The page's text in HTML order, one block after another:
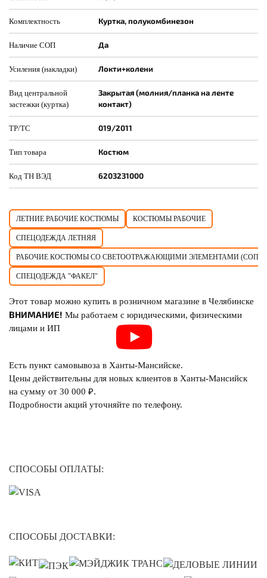
Комплектность Куртка, полукомбинезон
Наличие СОП Да
Усиления (накладки) Локти+колени
Вид центральной
застежки (куртка)
Закрытая (молния/планка на ленте
контакт)
ТР/ТС 019/2011
Тип товара Костюм
Код ТН ВЭД 6203231000
ЛЕТНИЕ РАБОЧИЕ КОСТЮМЫ КОСТЮМЫ РАБОЧИЕ
СПЕЦОДЕЖДА ЛЕТНЯЯ
РАБОЧИЕ КОСТЮМЫ СО СВЕТООТРАЖАЮЩИМИ ЭЛЕМЕНТАМИ (СОП)
СПЕЦОДЕЖДА "ФАКЕЛ"
Этот товар можно купить в розничном магазине в Челябинске
ВНИМАНИЕ! Мы работаем с юридическими, физическими
лицами и ИП
Есть пункт самовывоза в Ханты-Мансийске.
Цены действительны для новых клиентов в Ханты-Мансийск
на сумму от 30 000 ₽.
Подробности акций уточняйте по телефону.
СПОСОБЫ ОПЛАТЫ:
СПОСОБЫ ДОСТАВКИ: